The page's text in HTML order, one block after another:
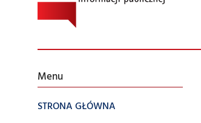
Menu
STRONA GŁÓWNA